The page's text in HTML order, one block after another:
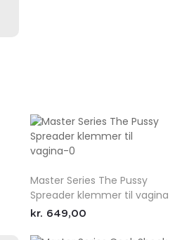
Master Series The Pussy
Spreader klemmer til vagina
kr. 649,00